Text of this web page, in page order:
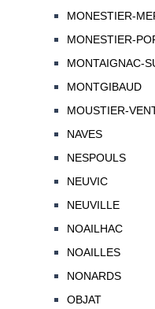
MONESTIER-
MONESTIER-
MONTAIGNAC-
MONTGIBAUD
MOUSTIER-
NAVES
NESPOULS
NEUVIC
NEUVILLE
NOAILHAC
NOAILLES
NONARDS
OBJAT